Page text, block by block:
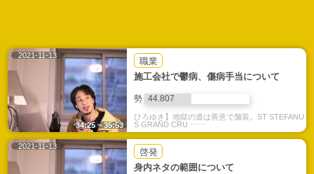
2021-11-13
職業
施工会社で鬱病、傷病手当について
勢 44.807
ひろゆき】地獄の道は善意で舗装。ST STEFANU
S GRAND CRU ⋯⋯
34:25 ~ 35:53
2021-11-13
啓発
身内ネタの範囲について